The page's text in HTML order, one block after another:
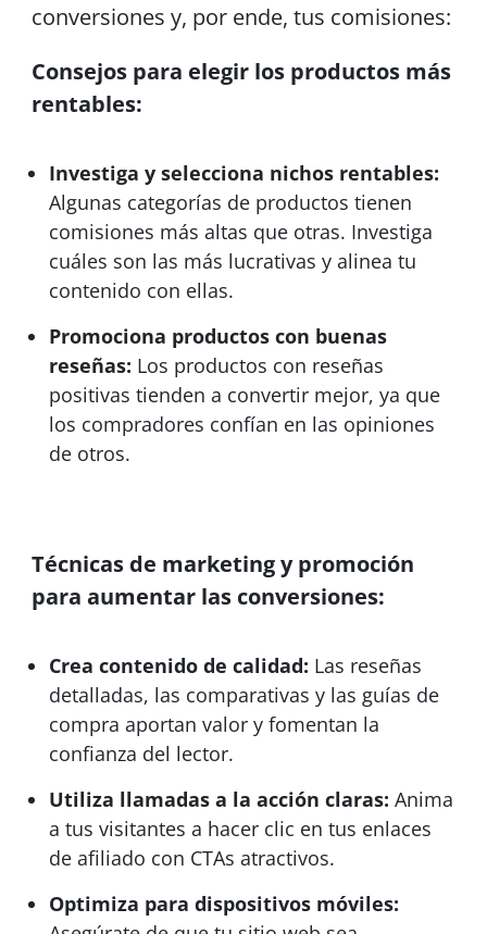
conversiones y, por ende, tus comisiones:
Consejos para elegir los productos más
rentables:
Investiga y selecciona nichos rentables:
Algunas categorías de productos tienen
comisiones más altas que otras. Investiga
cuáles son las más lucrativas y alinea tu
contenido con ellas.
Promociona productos con buenas
reseñas: Los productos con reseñas
positivas tienden a convertir mejor, ya que
los compradores confían en las opiniones
de otros.
Técnicas de marketing y promoción
para aumentar las conversiones:
Crea contenido de calidad: Las reseñas
detalladas, las comparativas y las guías de
compra aportan valor y fomentan la
confianza del lector.
Utiliza llamadas a la acción claras: Anima
a tus visitantes a hacer clic en tus enlaces
de afiliado con CTAs atractivos.
Optimiza para dispositivos móviles: